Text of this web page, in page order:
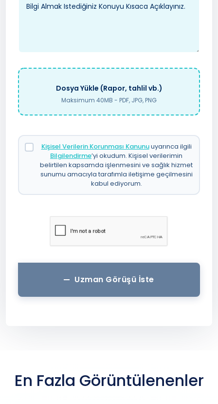
Dosya Yükle (Rapor, tahlil vb.)
Maksimum 40MB - PDF, JPG, PNG
Kişisel Verilerin Korunması Kanunuuyarınca ilgili
Bilgilendirme’yi okudum. Kişisel verilerimin
belirtilen kapsamda işlenmesini ve sağlık hizmet
sunumu amacıyla tarafımla iletişime geçilmesini
kabul ediyorum.
Uzman Görüşü İste
En Fazla Görüntülenenler